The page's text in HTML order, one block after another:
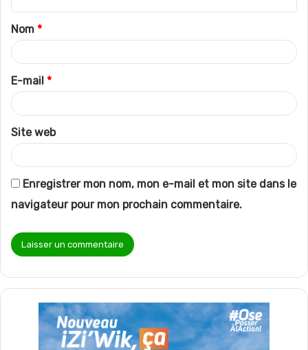
t
a
i
r
e
*
Nom *
E-mail *
Site web
Enregistrer mon nom, mon e-mail et mon site dans le
navigateur pour mon prochain commentaire.